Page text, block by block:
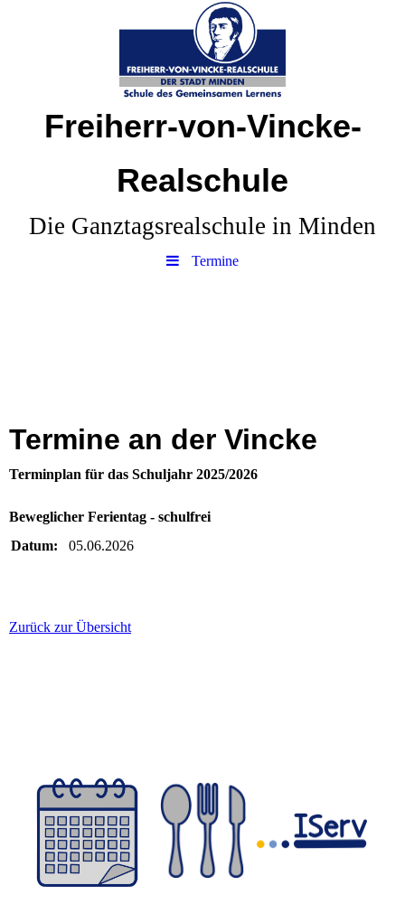
Freiherr-von-Vincke-
Realschule
Die Ganztagsrealschule in Minden
Termine
Termine an der Vincke
Terminplan für das Schuljahr 2025/2026
Beweglicher Ferientag - schulfrei
Datum:
05.06.2026
Zurück zur Übersicht